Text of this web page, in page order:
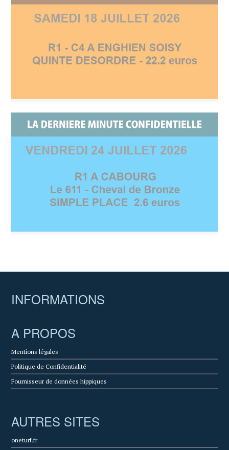
INFORMATIONS
A PROPOS
Mentions légales
Politique de Confidentialité
Fournisseur de données hippiques
AUTRES SITES
oneturf.fr